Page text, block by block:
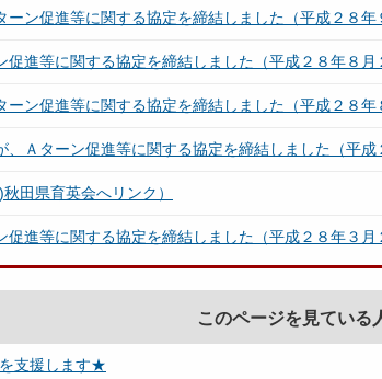
ン促進等に関する協定を締結しました（平成２８年
進等に関する協定を締結しました（平成２８年８月
ン促進等に関する協定を締結しました（平成２８年
、Ａターン促進等に関する協定を締結しました（平成
田県育英会へリンク）
進等に関する協定を締結しました（平成２８年３月
このページを見ている
支援します★